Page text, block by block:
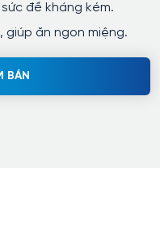
đề kháng kém.
ăn ngon miệng.
BÁN